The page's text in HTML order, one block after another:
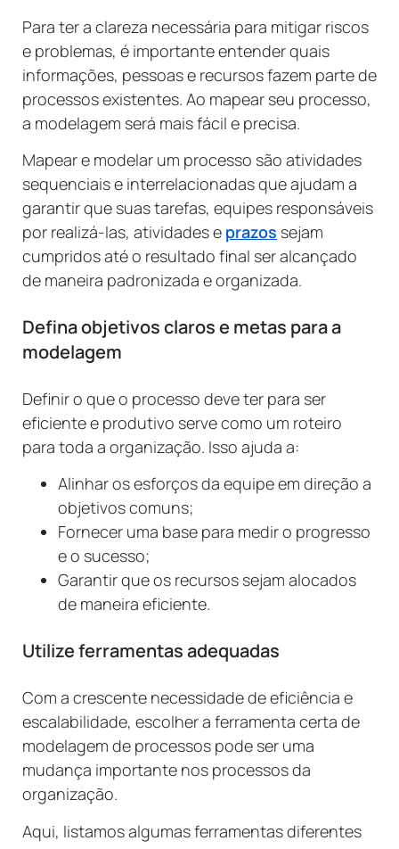
Para ter a clareza necessária para mitigar riscos
e problemas, é importante entender quais
informações, pessoas e recursos fazem parte de
processos existentes. Ao mapear seu processo,
a modelagem será mais fácil e precisa.
Mapear e modelar um processo são atividades
sequenciais e interrelacionadas que ajudam a
garantir que suas tarefas, equipes responsáveis ​​
por realizá-las, atividades e prazos sejam
cumpridos até o resultado final ser alcançado
de maneira padronizada e organizada.
Defina objetivos claros e metas para a
modelagem
Definir o que o processo deve ter para ser
eficiente e produtivo serve como um roteiro
para toda a organização. Isso ajuda a:
Alinhar os esforços da equipe em direção a
objetivos comuns;
Fornecer uma base para medir o progresso
e o sucesso;
Garantir que os recursos sejam alocados
de maneira eficiente.
Utilize ferramentas adequadas
Com a crescente necessidade de eficiência e
escalabilidade, escolher a ferramenta certa de
modelagem de processos pode ser uma
mudança importante nos processos da
organização.
Aqui, listamos algumas ferramentas diferentes